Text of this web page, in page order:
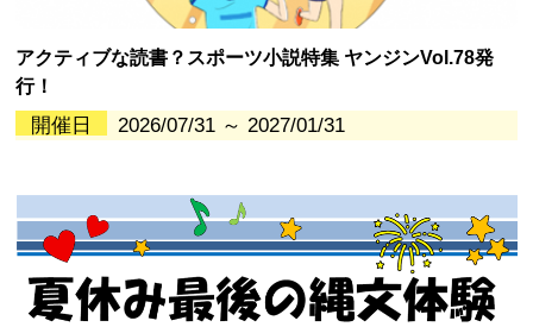
アクティブな読書？スポーツ小説特集 ヤンジンVol.78発
行！
開催日 2026/07/31 ～ 2027/01/31